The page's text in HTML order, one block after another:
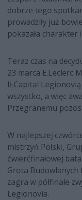
dobrze tego
prowadziły już
pokazała charakter
Teraz czas na
23 marca E.Leclerc
IŁCapital
wszystko, a więc
Przegranemu
W najlepszej
mistrzyń Polski,
ćwierćfinałowej
Grota Budowlanych
zagra w półfinale
Legionovia.